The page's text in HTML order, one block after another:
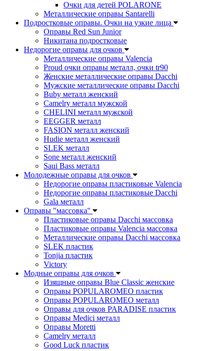
Очки для детей POLARONE
Металлические оправы Santarelli
Подростковые оправы. Очки на узкие лица
Оправы Red Sun Junior
Никитана подростковые
Недорогие оправы для очков
Металлические оправы Valencia
Proud очки оправы металл, очки tr90
Женские металлические оправы Dacchi
Мужские металлические оправы Dacchi
Buby металл женский
Camelry металл мужской
CHELINI металл мужской
EEGGER металл
FASION металл женский
Hudie металл женский
SLEK металл
Sone металл женский
Saui Bass металл
Молодежные оправы для очков
Недорогие оправы пластиковые Valencia
Недорогие оправы пластиковые Dacchi
Gala металл
Оправы "массовка"
Пластиковые оправы Dacchi массовка
Пластиковые оправы Valencia массовка
Металлические оправы Dacchi массовка
SLEK пластик
Tonjia пластик
Victory
Модные оправы для очков
Изящные оправы Blue Classic женские
Оправы POPULAROMEO пластик
Оправы POPULAROMEO металл
Оправы для очков PARADISE пластик
Оправы Medici металл
Оправы Moretti
Camelry металл
Good Luck пластик